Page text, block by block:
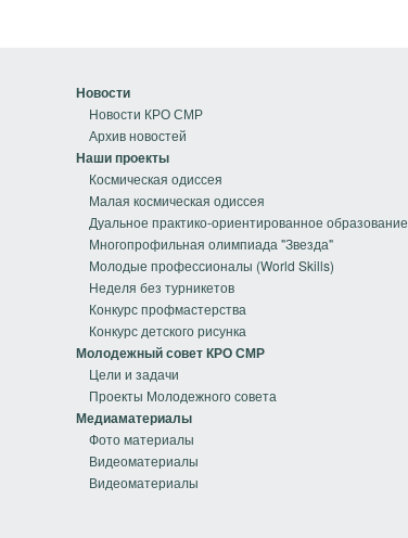
Новости
Новости КРО СМР
Архив новостей
Наши проекты
Космическая одиссея
Малая космическая одиссея
Дуальное практико-ориентированное образование
Многопрофильная олимпиада "Звезда"
Молодые профессионалы (World Skills)
Неделя без турникетов
Конкурс профмастерства
Конкурс детского рисунка
Молодежный совет КРО СМР
Цели и задачи
Проекты Молодежного совета
Медиаматериалы
Фото материалы
Видеоматериалы
Видеоматериалы